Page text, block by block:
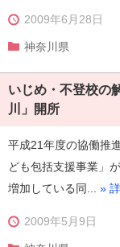
2009年6月28日
神奈川県
いじめ・不登校の
川」開所
平成21年度の協働推
ども包括支援事業」
増加している同... »
2009年5月9日